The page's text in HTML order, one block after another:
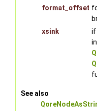
format_offset
xsink
if
See also